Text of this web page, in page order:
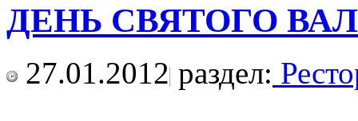
ДЕНЬ СВЯТОГО
27.01.2012 раздел: